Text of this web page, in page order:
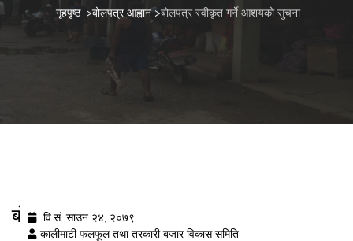
गृहपृष्ठ >बोलपत्र आह्वान>बोलपत्र स्वीकृत गर्ने आशयको सुचना
बोलपत्र स्वीकृत गर्ने आशयको सुचना
वि.सं. साउन २४, २०७९
कालीमाटी फलफूल तथा तरकारी बजार विकास समिति